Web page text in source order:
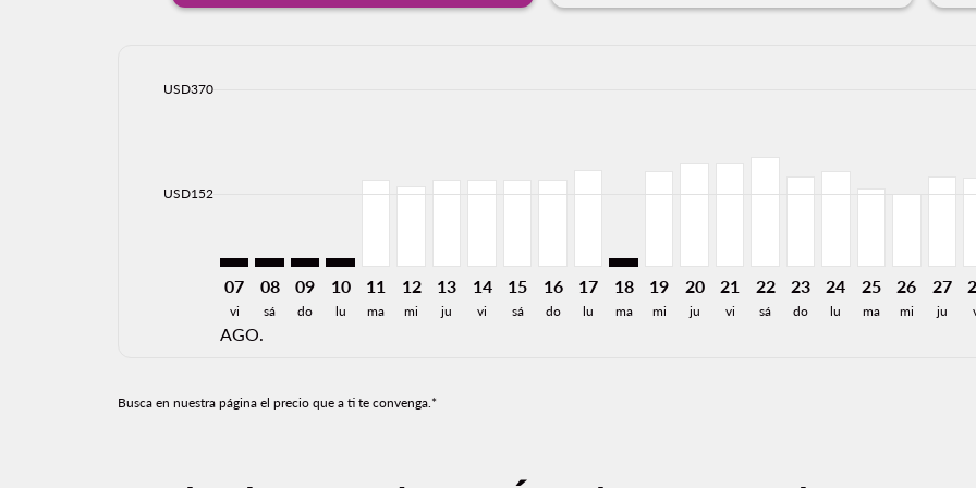
USD152 cmp-daily-histogram-bars-legend-min-price-aria-label USD152
USD370
07
vi
AGO.
08
sá
09
do
10
lu
11
ma
12
mi
13
ju
14
vi
15
sá
16
do
17
lu
18
ma
19
mi
20
ju
21
vi
22
sá
23
do
LAX–SJD, 08/24/
24
lu
LAX–SJD, 08/
25
ma
26
mi
27
ju
Busca en nuestra página el precio que a ti te convenga.*